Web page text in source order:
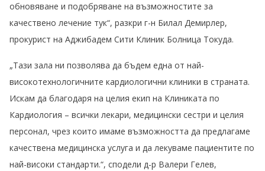
обновяване и подобряване на възможностите за
качествено лечение тук“, разкри г-н Билал Демирлер,
прокурист на Аджибадем Сити Клиник Болница Токуда.
„Тази зала ни позволява да бъдем една от най-
високотехнологичните кардиологични клиники в страната.
Искам да благодаря на целия екип на Клиниката по
Кардиология – всички лекари, медицински сестри и целия
персонал, чрез които имаме възможността да предлагаме
качествена медицинска услуга и да лекуваме пациентите по
най-високи стандарти.“, сподели д-р Валери Гелев,